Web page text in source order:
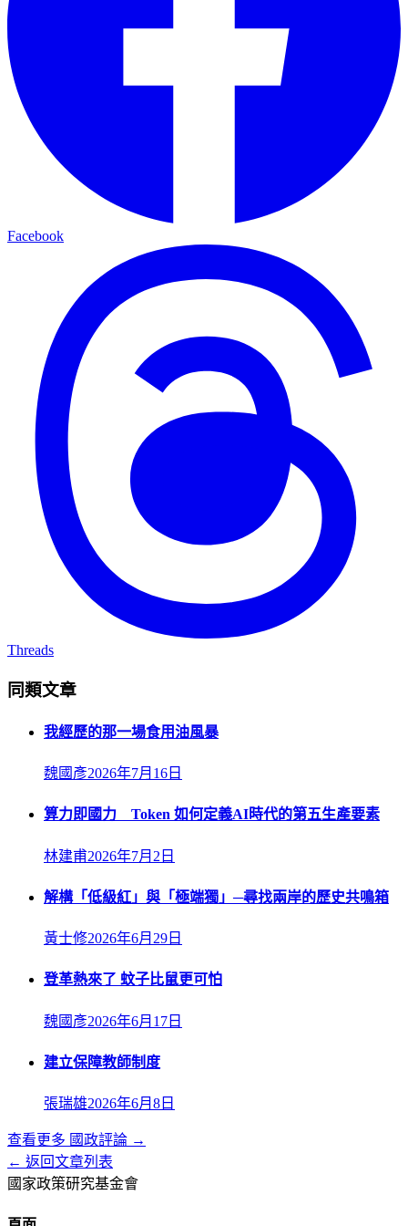
Facebook
Threads
同類文章
我經歷的那一場食用油風暴
魏國彥2026年7月16日
算力即國力 Token 如何定義AI時代的第五生產要素
林建甫2026年7月2日
解構「低級紅」與「極端獨」─尋找兩岸的歷史共鳴箱
黃士修2026年6月29日
登革熱來了 蚊子比鼠更可怕
魏國彥2026年6月17日
建立保障教師制度
張瑞雄2026年6月8日
查看更多 國政評論 →
← 返回文章列表
國家政策研究基金會